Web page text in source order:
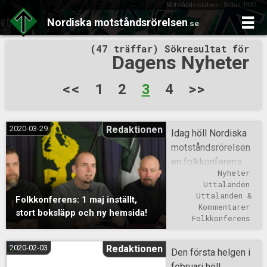
Motståndsrörelsen - Sedan 1997
Nordiska motståndsrörelsen.se
to
content
(47 träffar) Sökresultat för
Dagens Nyheter
Sidnumrering
inlägg
<< 1 2 3 4 >>
Folkkonferens: 1 maj inställt,
stort boksläpp och ny hemsida!
2020-03-29 Redaktionen
Idag höll Nordiska
motståndsrörelsen
en folkkonferens
där tre viktiga
meddelades: Den
planerade 1 maj-
Uppsala har ställts
in med anledning av
Nyheter
Uttalanden
Uttalanden &
Kommentarer
Folkkonferens
2020-02-03 Redaktionen
Den första helgen i